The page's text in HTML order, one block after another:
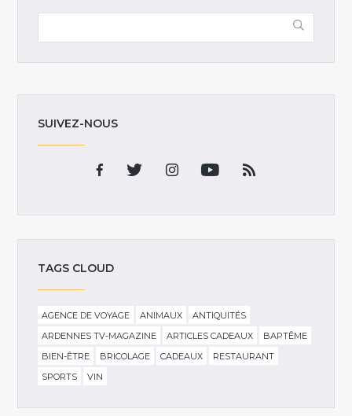
SUIVEZ-NOUS
TAGS CLOUD
AGENCE DE VOYAGE ANIMAUX
ANTIQUITÉS
ARDENNES TV-MAGAZINE
ARTICLES CADEAUX
BAPTÊME
BIEN-ÊTRE
BRICOLAGE CADEAUX
RESTAURANT
SPORTS
VIN